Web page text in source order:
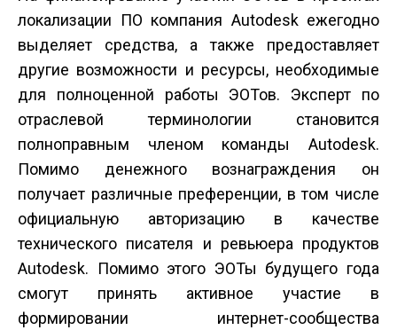
локализации ПО компания Autodesk ежегодно
выделяет средства, а также предоставляет
другие возможности и ресурсы, необходимые
для полноценной работы ЭОТов. Эксперт по
отраслевой терминологии становится
полноправным членом команды Autodesk.
Помимо денежного вознаграждения он
получает различные преференции, в том числе
официальную авторизацию в качестве
технического писателя и ревьюера продуктов
Autodesk. Помимо этого ЭОТы будущего года
смогут принять активное участие в
формировании интернет-сообщества